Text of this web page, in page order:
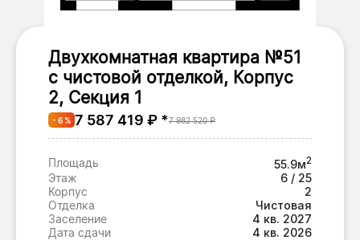
Двухкомнатная квартира №51
с чистовой отделкой, Корпус
2, Секция 1
- 6 % 7 587 419 ₽ *7 982 520 ₽
Площадь 55.9м2
Этаж
6 / 25
Корпус
2
Отделка
Чистовая
Заселение
4 кв. 2027
Дата сдачи
4 кв. 2026